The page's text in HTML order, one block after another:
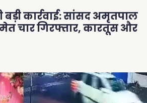
कार्रवाई: सांसद अमृतपाल
चार गिरफ्तार, कारतूस और